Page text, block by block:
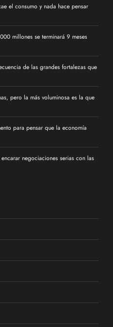
el consumo y nada hace pensar
millones se terminará 9 meses
de las grandes fortalezas que
pero la más voluminosa es la que
para pensar que la economía
negociaciones serias con las